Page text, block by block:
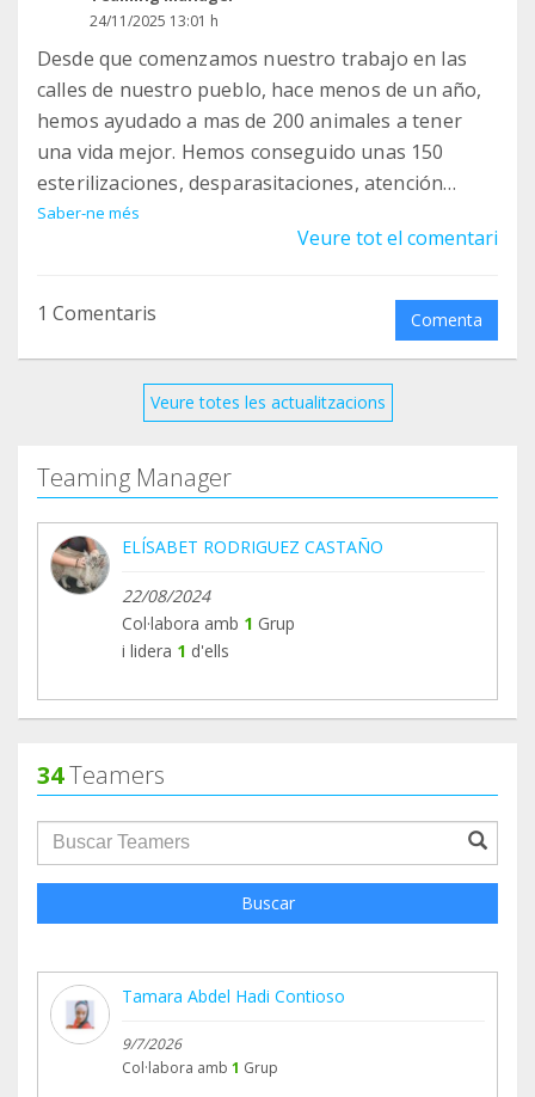
24/11/2025 13:01 h
Desde que comenzamos nuestro trabajo en las
calles de nuestro pueblo, hace menos de un año,
hemos ayudado a mas de 200 animales a tener
una vida mejor. Hemos conseguido unas 150
esterilizaciones, desparasitaciones, atención
veterinaria, medicamentos. Estamos muy felices
de lo que se puede conseguir trabajando unidos,
objetivos. Cada vez menos animales sufriendo en
las calles. Si fuéramos unas 100 personas, solo
una colonia completa. Eso significa que no
vivir sufriendo. Vuestra ayuda es fundamental,
anima a otros a ayudarnos por solo 1€ al mes. Un
abrazo y pensad que sin personas como vosotros
no haríamos nada.
Saber-ne més
Veure tot el comentari
1 Comentaris Comenta
Veure totes les actualitzacions
Teaming Manager
ELÍSABET RODRIGUEZ CASTAÑO
22/08/2024
Col·labora amb 1 Grup
i lidera 1 d'ells
34Teamers
groupProfile.searchForm.search.text???
Buscar
Tamara Abdel Hadi Contioso
9/7/2026
Col·labora amb 1 Grup